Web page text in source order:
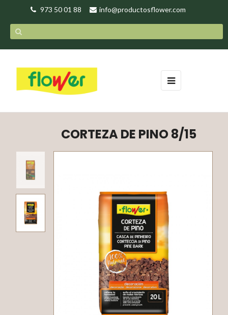
973 50 01 88 info@productosflower.com
Navegación
de
☰
CORTEZA DE PINO 8/15